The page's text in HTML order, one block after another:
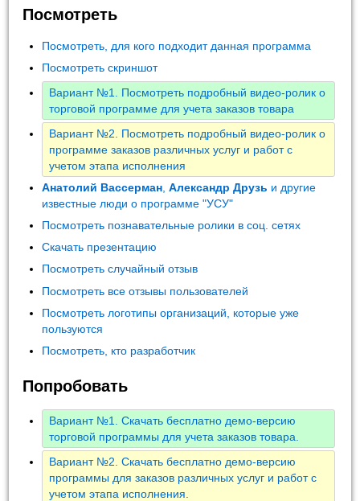
Посмотреть
Посмотреть, для кого подходит данная программа
Посмотреть скриншот
Вариант №1. Посмотреть подробный видео-ролик о
торговой программе для учета заказов товара
Вариант №2. Посмотреть подробный видео-ролик о
программе заказов различных услуг и работ с
учетом этапа исполнения
Анатолий Вассерман ,Александр Друзь и другие
известные люди о программе "УСУ"
Посмотреть познавательные ролики в соц. сетях
Скачать презентацию
Посмотреть случайный отзыв
Посмотреть все отзывы пользователей
Посмотреть логотипы организаций, которые уже
пользуются
Посмотреть, кто разработчик
Попробовать
Вариант №1. Скачать бесплатно демо-версию
торговой программы для учета заказов товара.
Вариант №2. Скачать бесплатно демо-версию
программы для заказов различных услуг и работ с
учетом этапа исполнения.